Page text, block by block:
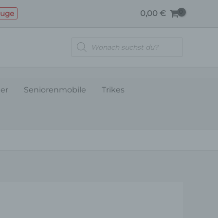
0,00 €
Products
search
Seniorenmobile Trikes